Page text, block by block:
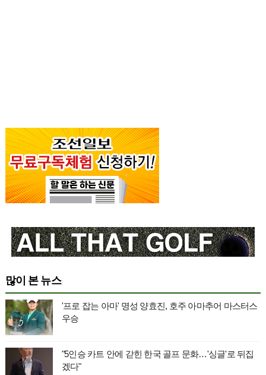
많이 본 뉴스
'프로 잡는 아마' 명성 양효진, 호주 아마추어 마스터스
우승
"5인승 카트 안에 갇힌 한국 골프 문화…'싱글'로 뒤집
겠다"